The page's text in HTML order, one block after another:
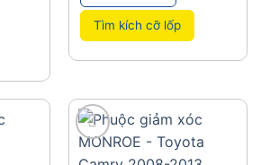
Tìm kích cỡ lốp
add